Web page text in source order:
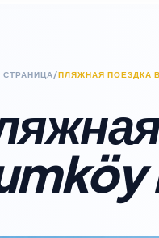
СТРАНИЦА/ПЛЯЖНАЯ ПОЕЗДКА В